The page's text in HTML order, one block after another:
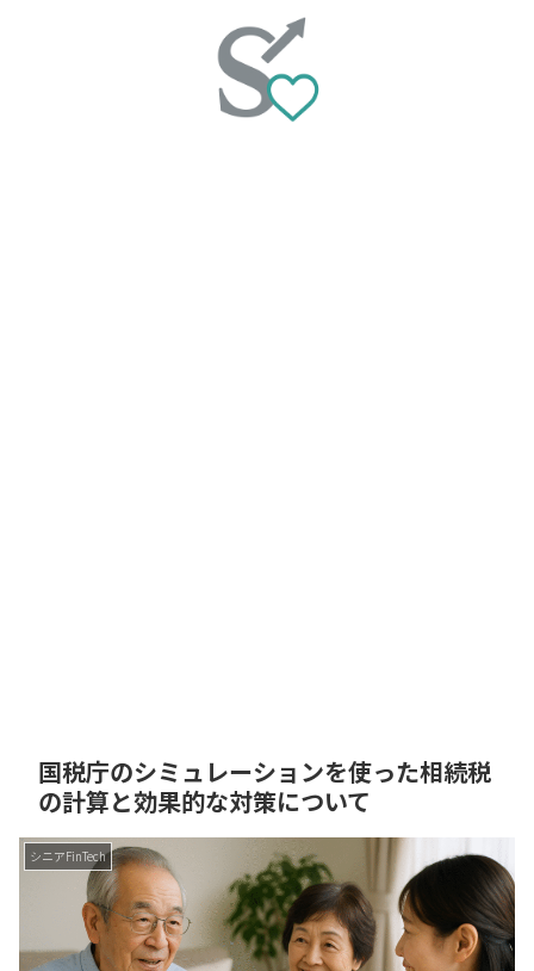
国税庁のシミュレーションを使った相続税
の計算と効果的な対策について
シニアFinTech